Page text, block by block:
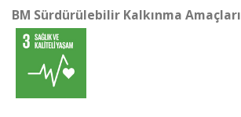
BM Sürdürülebilir Kalkınma Amaçları